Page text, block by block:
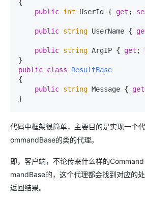
{
public int UserId { get ;
public string UserName {
public string ArgIP { get ;
public class
ResultBase
{
public string Message { get
}
代码中框架很简单，主要目的是实现一个
ommandBase的类的代理。
即，客户端，不论传来什么样的
mandBase的，这个代理都会找到对应的
返回结果。